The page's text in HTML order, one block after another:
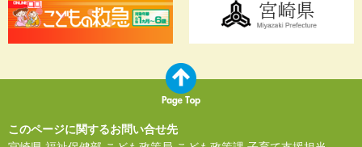
このページに関するお問い合せ先